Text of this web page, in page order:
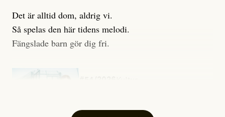
Det är alltid dom, aldrig vi.
Så spelas den här tidens melodi.
Fängslade barn gör dig fri.